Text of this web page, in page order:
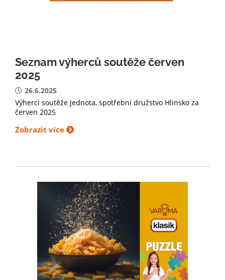
Seznam výherců soutěže červen
2025
26.6.2025
Výherci soutěže Jednota, spotřební družstvo Hlinsko za
červen 2025
Zobrazit více